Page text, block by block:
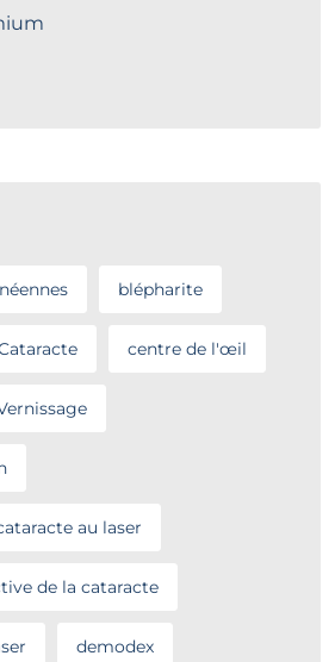
blépharite
centre de l'œil
au laser
de la cataracte
demodex